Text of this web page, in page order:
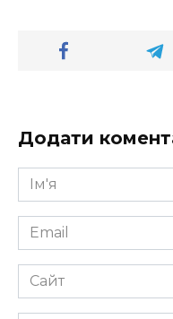
Додати
Ім'я
*
Email
*
Сайт